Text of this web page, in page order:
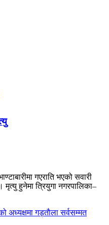
गएराति भएको सवारी
मृत्यु हुनेमा त्रियुगा नगरपालिका–